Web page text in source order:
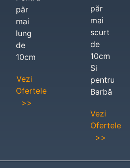
păr
mai
lung
de
10cm
Vezi
Ofertele
>>
păr
mai
scurt
de
10cm
Si
pentru
Barbă
Vezi
Ofertele
>>